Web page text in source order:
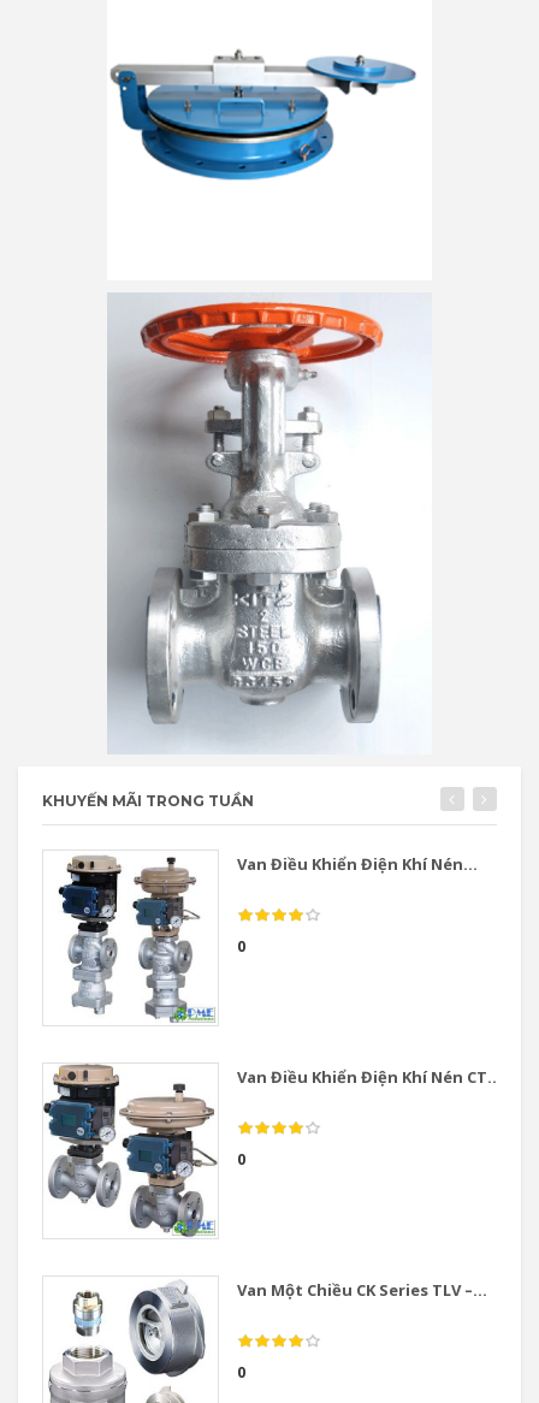
KHUYẾN MÃI TRONG TUẦN
Van Điều Khiển Điện Khí Nén...
0
Van Điều Khiển Điện Khí Nén CT...
0
Van Một Chiều CK Series TLV –...
0